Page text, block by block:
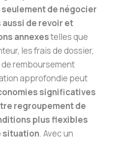
seulement de négocier
aussi de revoir et
annexestelles que
les frais de dossier,
remboursement
approfondie peut
significatives
regroupement de
plus flexibles
situation. Avec un